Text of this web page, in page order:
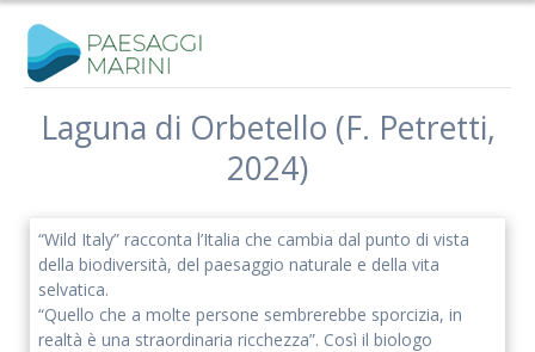
Salta
Laguna di Orbetello (F. Petretti,
2024)
“Wild Italy” racconta l’Italia che cambia dal punto di vista
della biodiversità, del paesaggio naturale e della vita
selvatica.
“Quello che a molte persone sembrerebbe sporcizia, in
realtà è una straordinaria ricchezza”. Così il biologo